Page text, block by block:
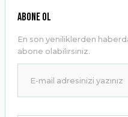
Ürün resmi kalitesiz, bozuk
Ürün bilgilerinde hatalar
Ürün fiyatı diğer sitelerden
Bu ürüne benzer farklı
ABONE OL
En son yeniliklerden
abone olabilirsiniz.